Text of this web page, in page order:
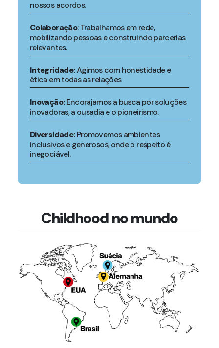
nossos acordos.
Colaboração: Trabalhamos em rede,
mobilizando pessoas e construindo parcerias
relevantes.
Integridade:Agimos com honestidade e
ética em todas as relações
Inovação:Encorajamos a busca por soluções
inovadoras, a ousadia e o pioneirismo.
Diversidade:Promovemos ambientes
inclusivos e generosos, onde o respeito é
inegociável.
Childhood no mundo